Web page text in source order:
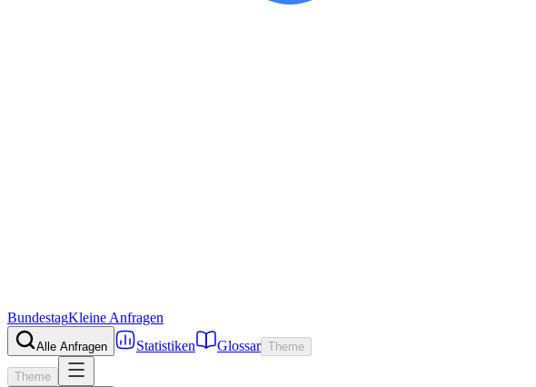
BundestagKleine Anfragen
Alle Anfragen Statistiken Glossar Theme
Theme